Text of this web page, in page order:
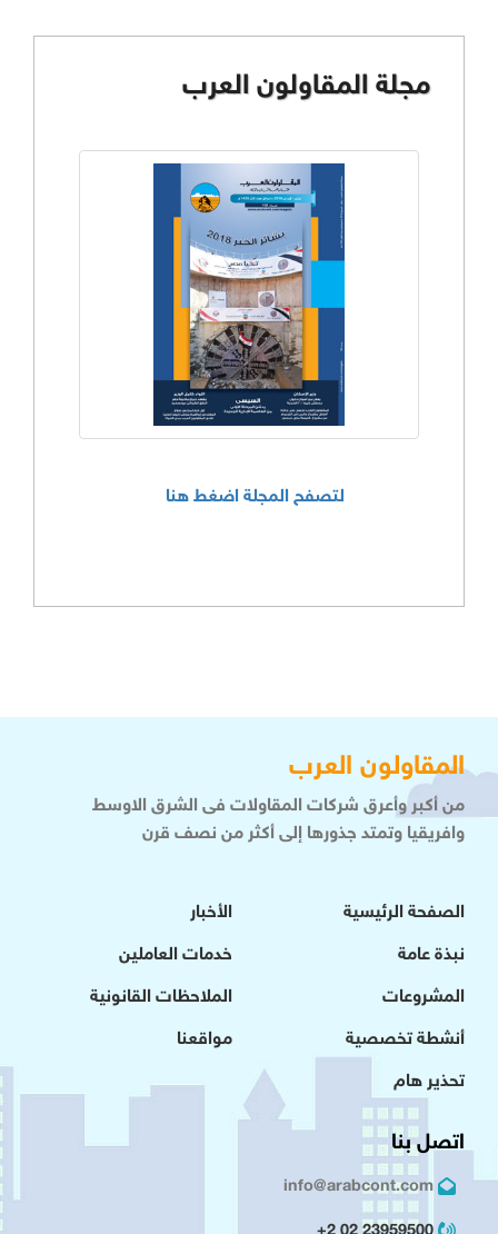
مجلة المقاولون العرب
لتصفح المجلة اضغط هنا
المقاولون العرب
من أكبر وأعرق شركات المقاولات فى الشرق الاوسط
وافريقيا وتمتد جذورها إلى أكثر من نصف قرن
الصفحة الرئيسية
نبذة عامة
المشروعات
أنشطة تخصصية
تحذير هام
الأخبار
خدمات العاملين
الملاحظات القانونية
مواقعنا
اتصل بنا
info@arabcont.com